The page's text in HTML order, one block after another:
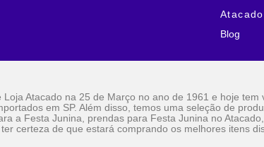
Atacado
Blog
Atacado na 25 de Março no ano de 1961 e hoje
em SP. Além disso, temos uma seleção de
a Festa Junina, prendas para Festa Junina no
certeza de que estará comprando os melhores itens